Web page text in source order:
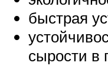
быстрая
сырости в